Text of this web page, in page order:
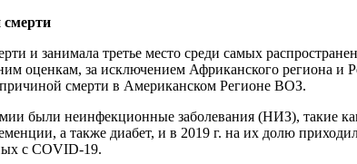
смерти
и занимала третье место среди самых
оценкам, за исключением Африканского региона и
смерти в Американском Регионе ВОЗ.
были неинфекционные заболевания (НИЗ), такие
а также диабет, и в 2019 г. на их долю
с COVID-19.